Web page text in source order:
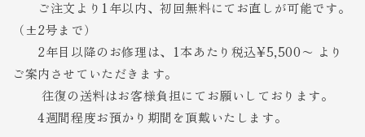
ご注文より1年以内、初回無料にてお直しが可能です。
（±2号まで）
2年目以降のお修理は、1本あたり税込¥5,500〜 より
ご案内させていただきます。
往復の送料はお客様負担にてお願いしております。
4週間程度お預かり期間を頂戴いたします。